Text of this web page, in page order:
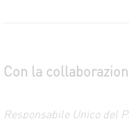
Con la
Responsabile Unico del